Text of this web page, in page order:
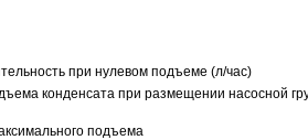
при нулевом подъеме (л/час)
конденсата при размещении насосной
подъема